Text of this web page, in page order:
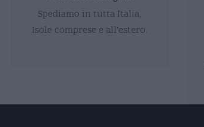
Spediamo in tutta Italia,
Isole comprese e all’estero.